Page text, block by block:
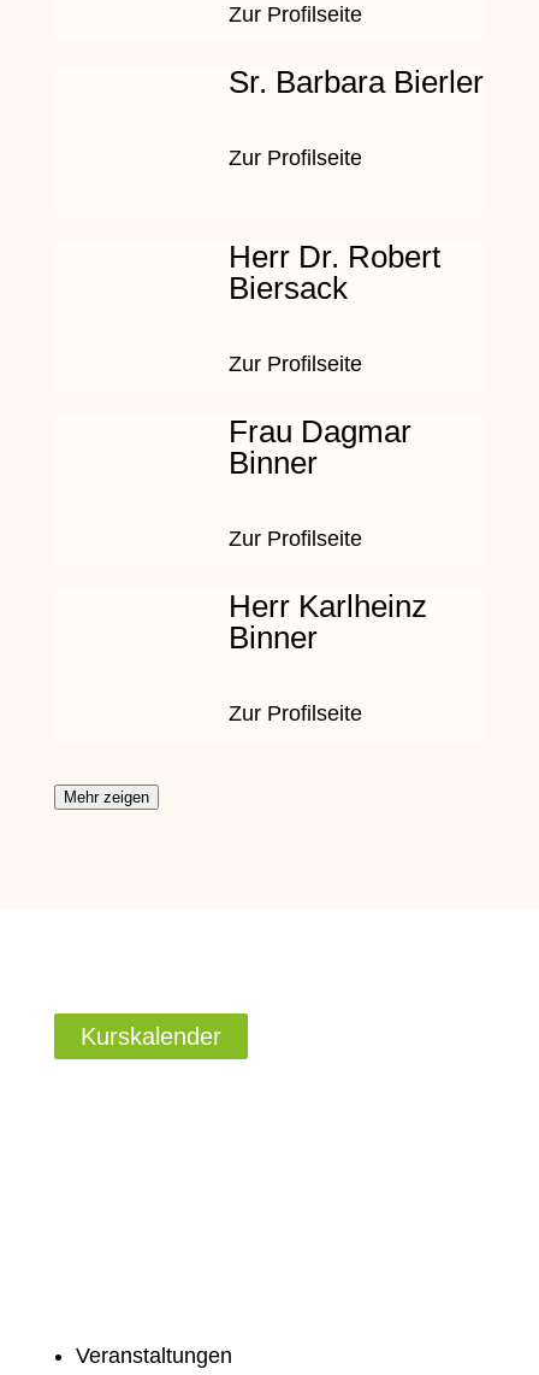
Zur Profilseite
Sr. Barbara Bierler
Zur Profilseite
Herr Dr. Robert
Biersack
Zur Profilseite
Frau Dagmar
Binner
Zur Profilseite
Herr Karlheinz
Binner
Zur Profilseite
Mehr zeigen
Kurskalender
Veranstaltungen